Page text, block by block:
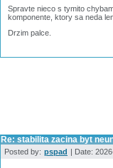
Spravte nieco s tymito
komponente, ktory sa neda
Drzim palce.
Re: stabilita zacina byt
Posted by: pspad | Date: